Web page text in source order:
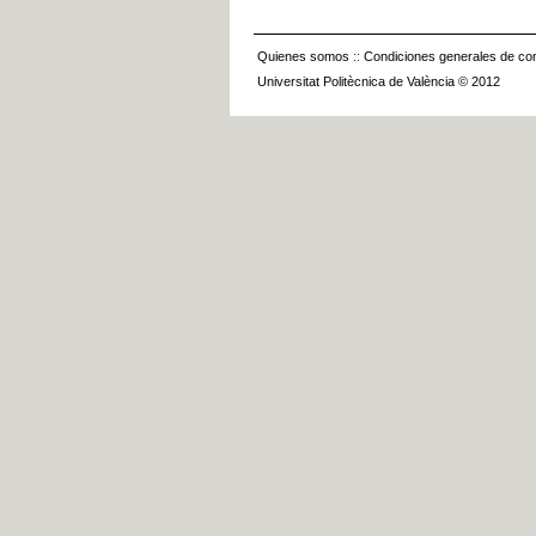
Quienes somos :: Condiciones generales de
Universitat Politècnica de València © 2012